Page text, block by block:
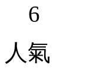
6
人氣